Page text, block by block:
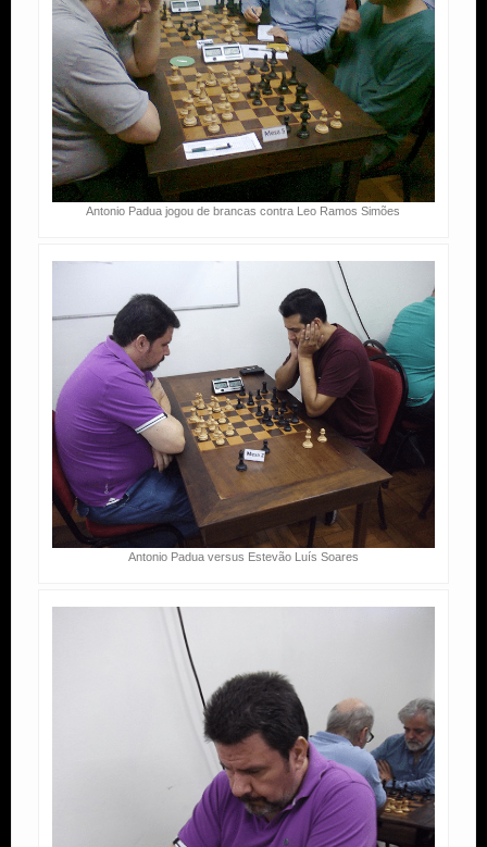
Antonio Padua jogou de brancas contra Leo Ramos Simões
Antonio Padua versus Estevão Luís Soares